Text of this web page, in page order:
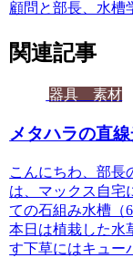
顧問と部長、水槽
関連記事
器具 素材
メタハラの直
こんにちわ、部長
は、マックス自宅
ての石組み水槽（
本日は植栽した水
す下草にはキュー